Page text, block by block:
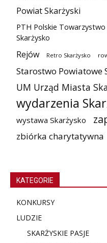
Powiat Skarżyski
PTH Polskie
Skarżysko
Rejów Retro Skarżysko
Starostwo Powiatowe
UM Urząd Miasta
wydarzenia
wystawa Skarżysko
zbiórka charytatywna
KATEGORIE
KONKURSY
LUDZIE
SKARŻYSKIE PASJE